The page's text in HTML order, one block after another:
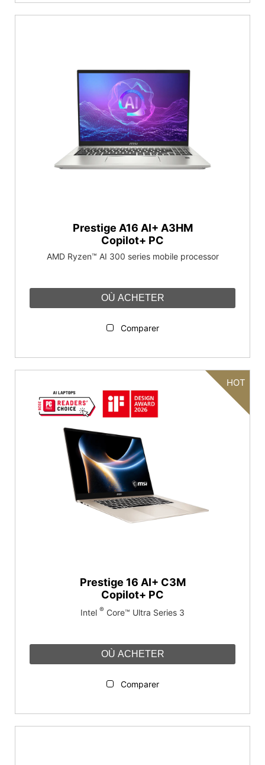
Prestige A16 AI+ A3HM
Copilot+ PC
AMD Ryzen™ AI 300 series mobile processor
OÙ ACHETER
Comparer
HOT
Prestige 16 AI+ C3M
Copilot+ PC
Intel ® Core™ Ultra Series 3
OÙ ACHETER
Comparer